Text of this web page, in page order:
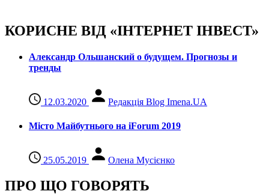
КОРИСНЕ ВІД «ІНТЕРНЕТ ІНВЕСТ»
Александр Ольшанский о будущем. Прогнозы и
тренды
12.03.2020 Редакція Blog Imena.UA
Місто Майбутнього на iForum 2019
25.05.2019 Олена Мусієнко
ПРО ЩО ГОВОРЯТЬ